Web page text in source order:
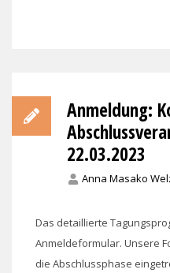
Anmeldung:
22.03.2023
Anna Masako
Das detaillierte
Anmeldeformular. Unsere
die Abschlussphase